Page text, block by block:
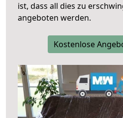
ist, dass all dies zu
angeboten werden.
Kostenlose